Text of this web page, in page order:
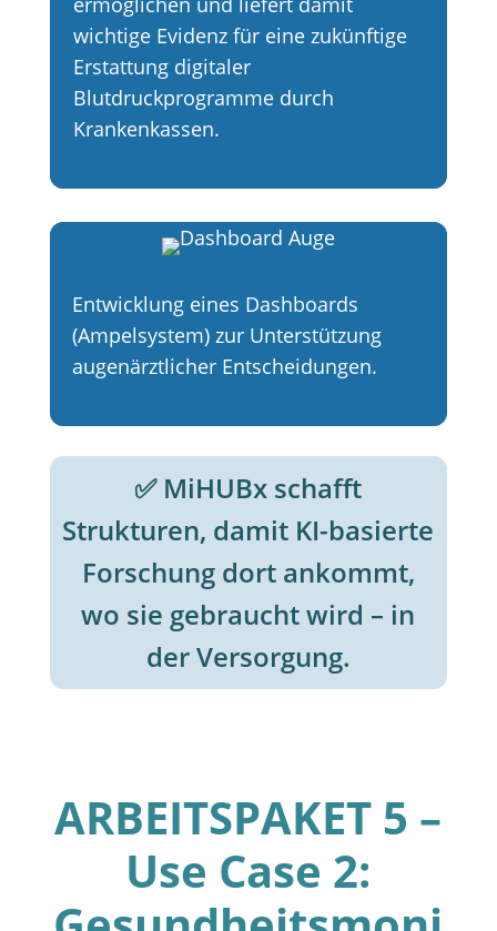
wichtige Evidenz für eine zukünftige
Erstattung digitaler
Blutdruckprogramme durch
Krankenkassen.
Entwicklung eines Dashboards
(Ampelsystem) zur Unterstützung
augenärztlicher Entscheidungen.
✅ MiHUBx schafft
Strukturen, damit KI-basierte
Forschung dort ankommt,
wo sie gebraucht wird – in
der Versorgung.
ARBEITSPAKET 5 –
Use Case 2: